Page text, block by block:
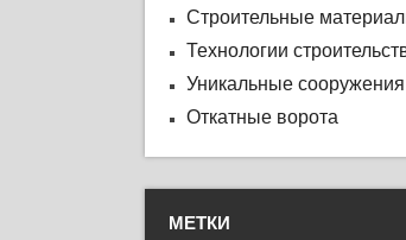
Строительные
Технологии
Уникальные сооружения
Откатные ворота
МЕТКИ